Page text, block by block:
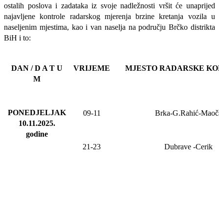
ostalih poslova i zadataka iz svoje nadležnosti vršit će unaprijed
najavljene kontrole radarskog mjerenja brzine kretanja vozila u
naseljenim mjestima, kao i van naselja na području Brčko distrikta
BiH i to:
DAN / D A T U
M
VRIJEME MJESTO RADARSKE
PONEDJELJAK
10.11.2025.
godine
09-11 Brka-G.Rahić-
21-23 Dubrave-Cerik